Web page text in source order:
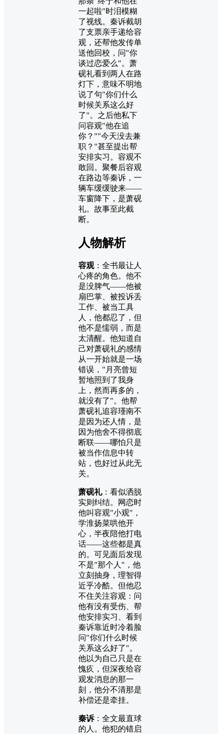
一起啦"时泪模糊
了视线。秦诉截胡
了支票亲手递给容
观，还帮他发传单
送他回校，问"你
谈过恋爱么"。萧
砚礼看到两人在路
灯下，意味不明地
说了句"你们什么
时候关系这么好
了"。之后他私下
问容观"他在追
你？""今天没去兼
职？"甚至提出帮
安排实习。容观不
敢回。聚餐后容观
在路边等秦诉，一
辆车缓缓驶来——
车窗降下，是萧砚
礼。故事至此截
断。
人物解析
容观：全书最让人
心疼的角色。他不
是没脾气——他被
扇巴掌、被投诉丢
工作、被当工具
人，他都忍了，但
他不是懦弱，而是
太清醒。他知道自
己对萧砚礼的感情
从一开始就是一场
错误，"月亮曾短
暂地照到了我身
上，然而再多的，
就没有了"。他帮
萧砚礼追容瑾南不
是因为还人情，是
因为他舍不得彻底
断联——哪怕只是
被当作信息中转
站，也好过从此无
关。
萧砚礼：看似洒脱
实则纠结。网恋时
他叫容观"小观"，
学淮扬菜哄他开
心，半夜陪他打电
话——这些都是真
的。可见面后发现
不是"那个人"，他
立刻抽身，理智得
近乎冷酷。但他忍
不住关注容观：问
他有没有受伤、帮
他安排实习、看到
秦诉靠近时冷着脸
问"你们什么时候
关系这么好了"。
他以为自己只是在
愧疚，但深夜给容
观发消息的那一
刻，他分不清那是
补偿还是牵挂。
秦诉：全文最直球
的人。他犯的错启